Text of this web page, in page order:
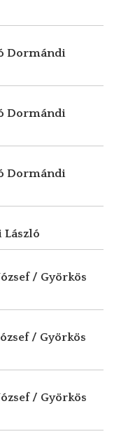
Dormándi
Dormándi
Dormándi
/ Györkös
/ Györkös
/ Györkös